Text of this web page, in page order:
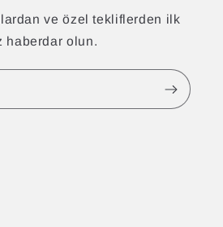
ve özel tekliflerden ilk
haberdar olun.